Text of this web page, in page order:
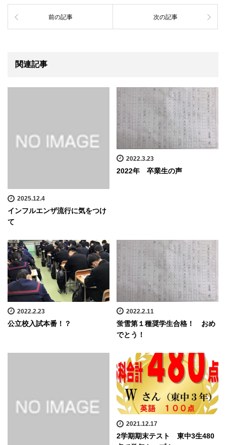
前の記事 次の記事
関連記事
2025.12.4
インフルエンザ流行に気をつけ
て
2022.3.23
2022年 卒業生の声
2022.2.23
公立校入試本番！？
2022.2.11
蛍雪第１種奨学生合格！ おめ
でとう！
2021.12.17
2学期期末テスト 東中3生480